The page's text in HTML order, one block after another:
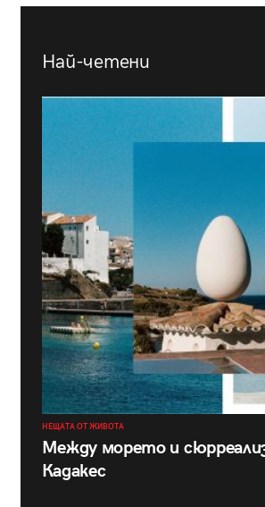
Най-четени
НЕЩАТА ОТ ЖИВОТА
Между морето и
Кадакес